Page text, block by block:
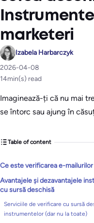
marketeri
Izabela Harbarczyk
2026-04-08
14min(s) read
Imaginează-ți că nu mai
se întorc sau ajung în
Table of content
Ce este verificarea e-
Avantajele și dezavantajele
cu sursă deschisă
Serviciile de verificare cu sursă
instrumentelor (dar nu la toate)